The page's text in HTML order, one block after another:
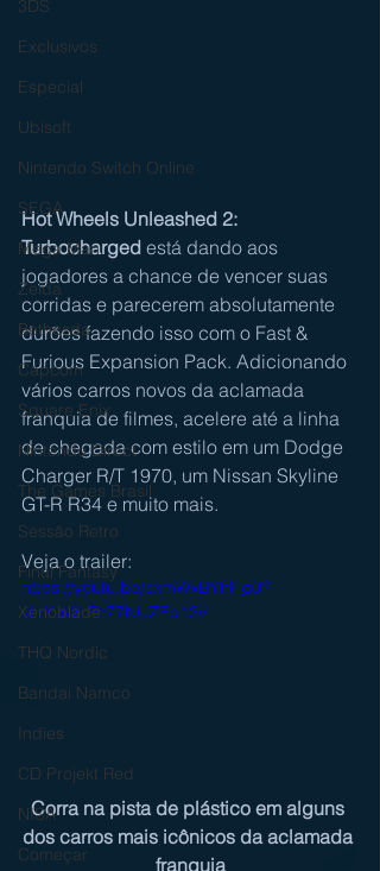
3DS
Exclusivos
Especial
Ubisoft
Nintendo Switch Online
SEGA
Mega Man
Zelda
Bethesda
Capcom
Square Enix
Nintendo Direct
The Games Brasil
Sessão Retro
Final Fantasy
Xenoblade
THQ Nordic
Bandai Namco
Indies
CD Projekt Red
NISA
Começar
Hot Wheels Unleashed 2:
Turbocharged está dando aos
jogadores a chance de vencer suas
corridas e parecerem absolutamente
durões fazendo isso com o Fast &
Furious Expansion Pack. Adicionando
vários carros novos da aclamada
franquia de filmes, acelere até a linha
de chegada com estilo em um Dodge
Charger R/T 1970, um Nissan Skyline
GT-R R34 e muito mais.
Veja o trailer:
https://youtu.be/sxmWxBYhHg0?
si=YuWLFz77NUZFb13v
Corra na pista de plástico em alguns
dos carros mais icônicos da aclamada
franquia